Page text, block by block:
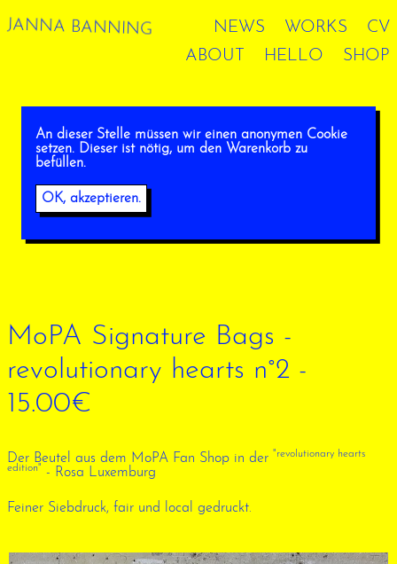
JANNA BANNING NEWS WORKS
CV
ABOUT
HELLO SHOP
An dieser Stelle müssen wir einen anonymen Cookie
setzen. Dieser ist nötig, um den Warenkorb zu
befüllen.
OK, akzeptieren.
MoPA Signature Bags -
revolutionary hearts n°2 -
15.00€
Der Beutel aus dem MoPA Fan Shop in der "revolutionary hearts
edition" - Rosa Luxemburg
Feiner Siebdruck, fair und local gedruckt.